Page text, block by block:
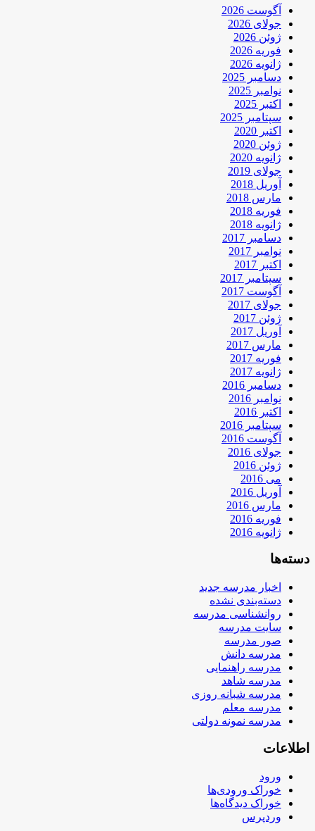
آگوست 2026
جولای 2026
ژوئن 2026
فوریه 2026
ژانویه 2026
دسامبر 2025
نوامبر 2025
اکتبر 2025
سپتامبر 2025
اکتبر 2020
ژوئن 2020
ژانویه 2020
جولای 2019
آوریل 2018
مارس 2018
فوریه 2018
ژانویه 2018
دسامبر 2017
نوامبر 2017
اکتبر 2017
سپتامبر 2017
آگوست 2017
جولای 2017
ژوئن 2017
آوریل 2017
مارس 2017
فوریه 2017
ژانویه 2017
دسامبر 2016
نوامبر 2016
اکتبر 2016
سپتامبر 2016
آگوست 2016
جولای 2016
ژوئن 2016
می 2016
آوریل 2016
مارس 2016
فوریه 2016
ژانویه 2016
دسته‌ها
اخبار مدرسه جدید
دسته‌بندی نشده
روانشناسی مدرسه
سایت مدرسه
صور مدرسه
مدرسه دانش
مدرسه راهنمایی
مدرسه شاهد
مدرسه شبانه روزی
مدرسه معلم
مدرسه نمونه دولتی
اطلاعات
ورود
خوراک ورودی‌ها
خوراک دیدگاه‌ها
وردپرس